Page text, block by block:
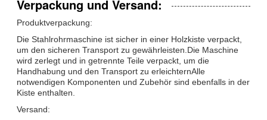
Verpackung und Versand:
Produktverpackung:
Die Stahlrohrmaschine ist sicher in einer Holzkiste verpackt,
um den sicheren Transport zu gewährleisten.Die Maschine
wird zerlegt und in getrennte Teile verpackt, um die
Handhabung und den Transport zu erleichternAlle
notwendigen Komponenten und Zubehör sind ebenfalls in der
Kiste enthalten.
Versand: